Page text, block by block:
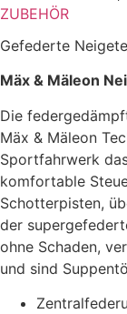
ZUBEHÖR
Gefederte
Mäx & Mäleon
Die
Mäx & Mäleon
Sportfahrwerk
komfortable
Schotterpisten,
der
ohne Schaden,
und sind